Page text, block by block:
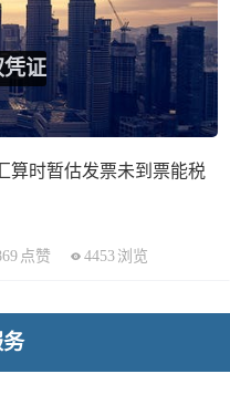
证
算时暂估发票未到票能税
点赞 4453 浏览